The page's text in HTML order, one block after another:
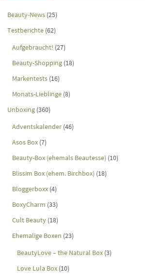
Beauty-News (25)
Testberichte (62)
Aufgebraucht! (27)
Beauty-Shopping (18)
Markentests (16)
Monats-Lieblinge (8)
Unboxing (360)
Adventskalender (46)
Asos Box (7)
Beauty-Box (ehemals Beautesse) (10)
Blissim Box (ehem. Birchbox) (18)
Bloggerboxx (4)
BoxyCharm (33)
Cult Beauty (18)
Ehemalige Boxen (23)
BeautyLove – the Natural Box (3)
Love Lula Box (10)